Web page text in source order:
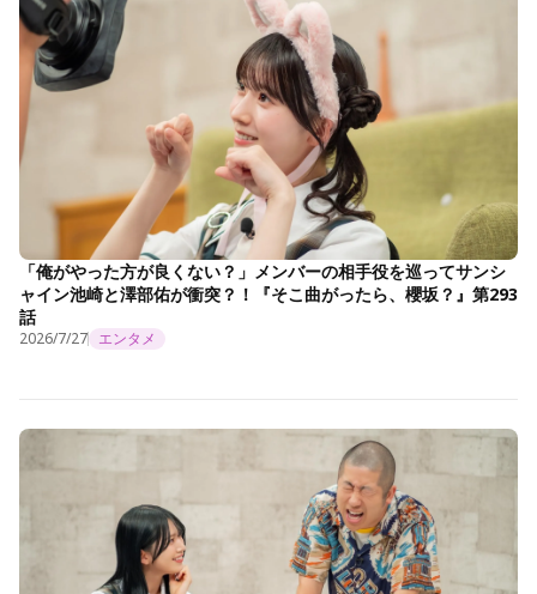
「俺がやった方が良くない？」メンバーの相手役を巡ってサンシ
ャイン池崎と澤部佑が衝突？！『そこ曲がったら、櫻坂？』第293
話
2026/7/27 エンタメ